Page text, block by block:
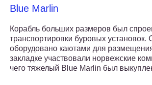
Blue Marlin
Корабль больших размеров был
транспортировки буровых установок.
оборудовано каютами для
закладке участвовали норвежские
чего тяжелый Blue Marlin был